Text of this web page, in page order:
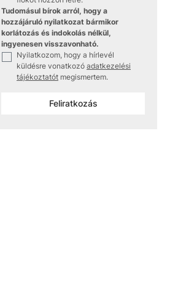
Tudomásul bírok arról, hogy a
hozzájáruló nyilatkozat bármikor
korlátozás és indokolás nélkül,
ingyenesen visszavonható.
✓
Nyilatkozom, hogy a hírlevél
küldésre vonatkozó adatkezelési
tájékoztatót megismertem.
Feliratkozás